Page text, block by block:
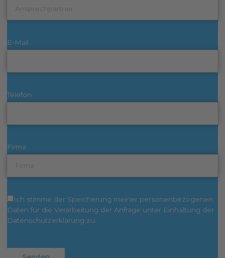
E-Mail
Telefon
Firma
Ich stimme der Speicherung meiner personenbezogenen
Daten für die Verarbeitung der Anfrage unter Einhaltung der
Datenschutzerklärung zu.